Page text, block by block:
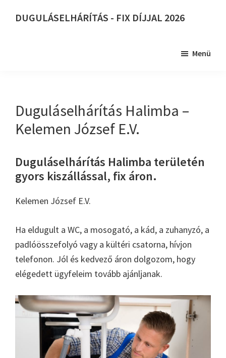
DUGULÁSELHÁRÍTÁS - FIX DÍJJAL 2026
Menü
Duguláselhárítás Halimba –
Kelemen József E.V.
Duguláselhárítás Halimba területén
gyors kiszállással, fix áron.
Kelemen József E.V.
Ha eldugult a WC, a mosogató, a kád, a zuhanyzó, a
padlóösszefolyó vagy a kültéri csatorna, hívjon
telefonon. Jól és kedvező áron dolgozom, hogy
elégedett ügyfeleim tovább ajánljanak.